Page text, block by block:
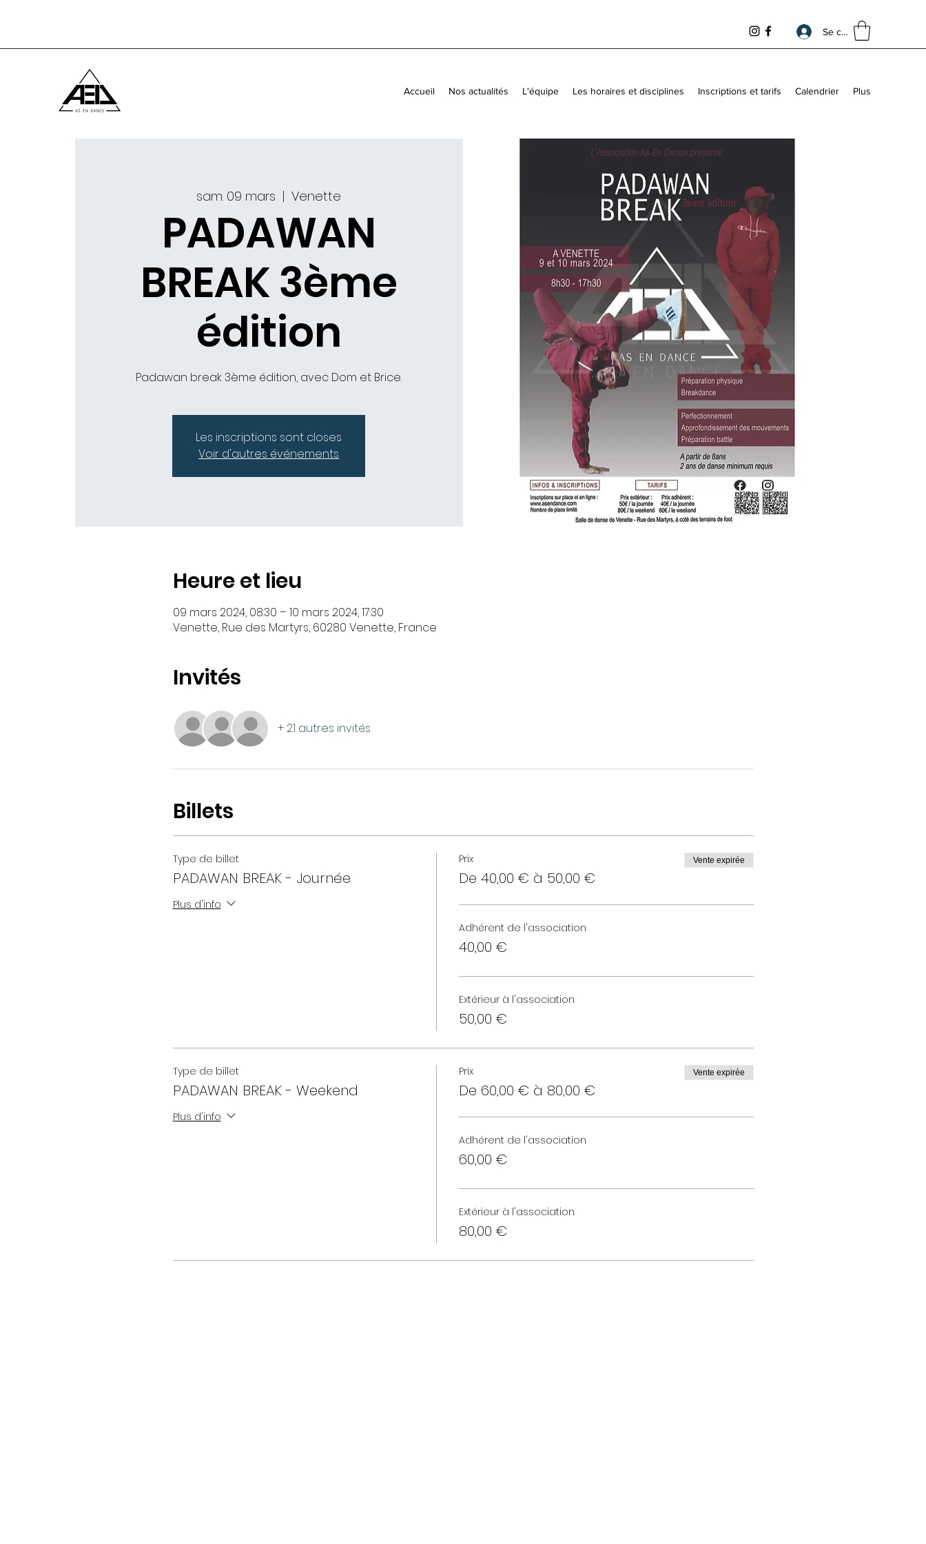
Se connecter
Accueil Nos actualités L'équipe Les horaires et disciplines Inscriptions et tarifs Calendrier Plus
sam. 09 mars
  |
Venette
PADAWAN
BREAK 3ème
édition
Padawan break 3ème édition, avec Dom et Brice.
Les inscriptions sont closes
Voir d'autres événements
Heure et lieu
09 mars 2024, 08:30 – 10 mars 2024, 17:30
Venette, Rue des Martyrs, 60280 Venette, France
Invités
+ 21 autres invités
Billets
Type de billet
PADAWAN BREAK - Journée
Plus d'info
Prix
De 40,00 € à 50,00 €
Vente expirée
Adhérent de l'association
40,00 €
Extérieur à l'association
50,00 €
Type de billet
PADAWAN BREAK - Weekend
Plus d'info
Prix
De 60,00 € à 80,00 €
Vente expirée
Adhérent de l'association
60,00 €
Extérieur à l'association
80,00 €